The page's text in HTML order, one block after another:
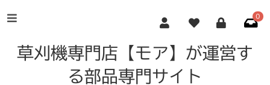
0
草刈機専門店【モア】が運営す
る部品専門サイト